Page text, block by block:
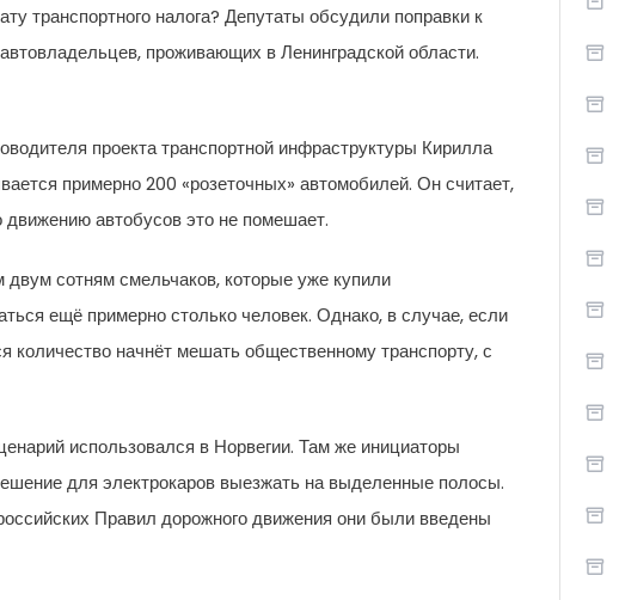
транспортного налога? Депутаты обсудили поправки к
проживающих в Ленинградской области.
проекта транспортной инфраструктуры Кирилла
примерно 200 «розеточных» автомобилей. Он считает,
автобусов это не помешает.
двум сотням смельчаков, которые уже купили
ещё примерно столько человек. Однако, в случае, если
начнёт мешать общественному транспорту, с
использовался в Норвегии. Там же инициаторы
для электрокаров выезжать на выделенные полосы.
Правил дорожного движения они были введены